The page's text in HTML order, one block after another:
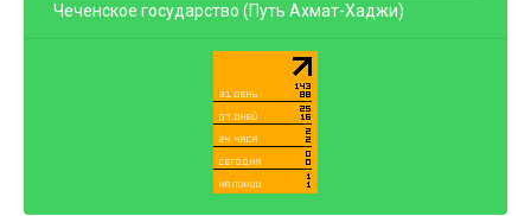
Чеченское государство (Путь Ахмат-Хаджи)